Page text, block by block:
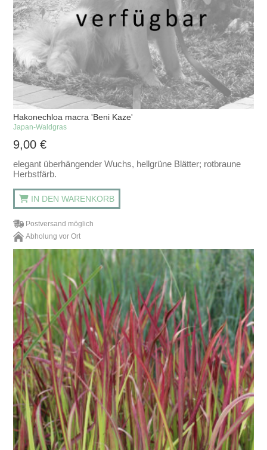
Hakonechloa macra 'Beni Kaze'
Japan-Waldgras
9,00€
elegant überhängender Wuchs, hellgrüne Blätter; rotbraune
Herbstfärb.
IN DEN WARENKORB
Postversand möglich
Abholung vor Ort